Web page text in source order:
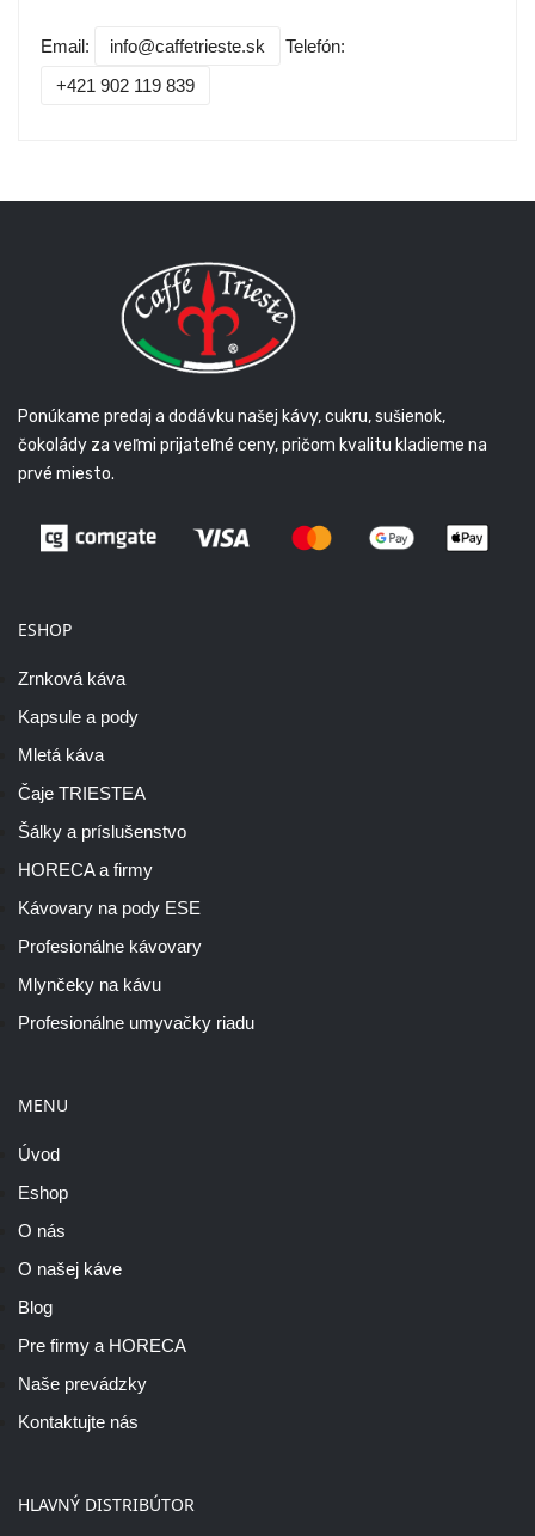
Email: info@caffetrieste.sk
Telefón:
+421 902 119 839
Ponúkame predaj a dodávku našej kávy, cukru, sušienok,
čokolády za veľmi prijateľné ceny, pričom kvalitu kladieme na
prvé miesto.
ESHOP
Zrnková káva
Kapsule a pody
Mletá káva
Čaje TRIESTEA
Šálky a príslušenstvo
HORECA a firmy
Kávovary na pody ESE
Profesionálne kávovary
Mlynčeky na kávu
Profesionálne umyvačky riadu
MENU
Úvod
Eshop
O nás
O našej káve
Blog
Pre firmy a HORECA
Naše prevádzky
Kontaktujte nás
HLAVNÝ DISTRIBÚTOR